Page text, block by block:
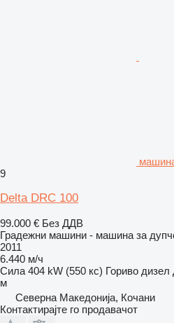
9
Delta DRC 100
99.000 € Без ДДВ
Градежни машини - машина за
2011
6.440 м/ч
Сила 404 kW (550 кс) Гориво дизел
м
Северна Македонија, Кочани
Контактирајте го продавачот